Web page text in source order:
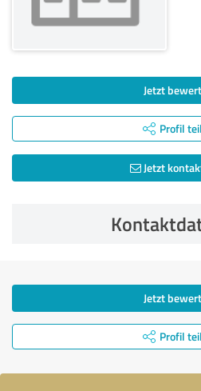
Jetzt
Profil
Jetzt
Jetzt
Profil